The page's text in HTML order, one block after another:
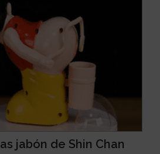
jabón de Shin Chan